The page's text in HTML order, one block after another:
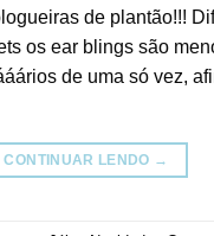
de plantão!!!
os ear blings são
de uma só vez,
CONTINUAR LENDO →